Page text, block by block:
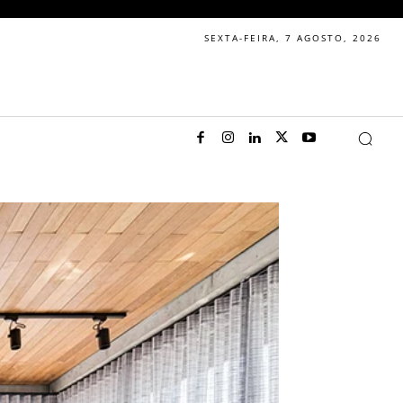
SEXTA-FEIRA, 7 AGOSTO, 2026